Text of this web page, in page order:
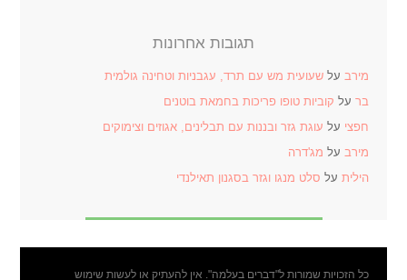
תגובות אחרונות
מירב עלשעועית מש עם תרד, עגבניות וטחינה גולמית
בר על קוביות טופו פריכות בחמאת בוטנים
חפצי על עוגת גזר ובננות עם תבלינים, אגוזים וצימוקים
מירב על מג'דרה
הילית על סלט מנגו וגזר בסגנון תאילנדי
כל הזכויות שמורות ל"דברים בעלמה". אין להעתיק או לעשות שימוש